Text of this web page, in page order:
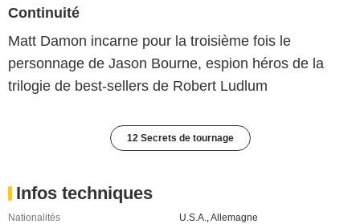
Continuité
Matt Damon incarne pour la troisième fois le
personnage de Jason Bourne, espion héros de la
trilogie de best-sellers de Robert Ludlum
12 Secrets de tournage
Infos techniques
Nationalités U.S.A.,Allemagne